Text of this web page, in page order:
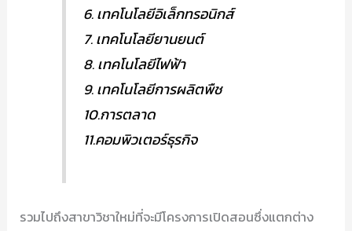
6. เทคโนโลยีอิเล็กทรอนิกส์
7. เทคโนโลยียานยนต์
8. เทคโนโลยีไฟฟ้า
9. เทคโนโลยีการผลิตพืช
10.การตลาด
11.คอมพิวเตอร์ธุรกิจ
รวมไปถึงสาขาวิชาใหม่ที่จะมีโครงการเปิดสอนซึ่งแตกต่าง